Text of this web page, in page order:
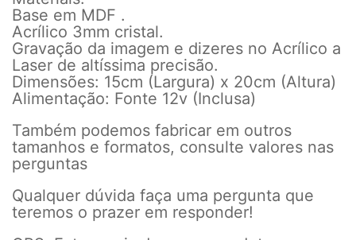
Base em MDF .
Acrílico 3mm cristal.
Gravação da imagem e dizeres no Acrílico a
Laser de altíssima precisão.
Dimensões: 15cm (Largura) x 20cm (Altura)
Alimentação: Fonte 12v (Inclusa)
Também podemos fabricar em outros
tamanhos e formatos, consulte valores nas
perguntas
Qualquer dúvida faça uma pergunta que
teremos o prazer em responder!